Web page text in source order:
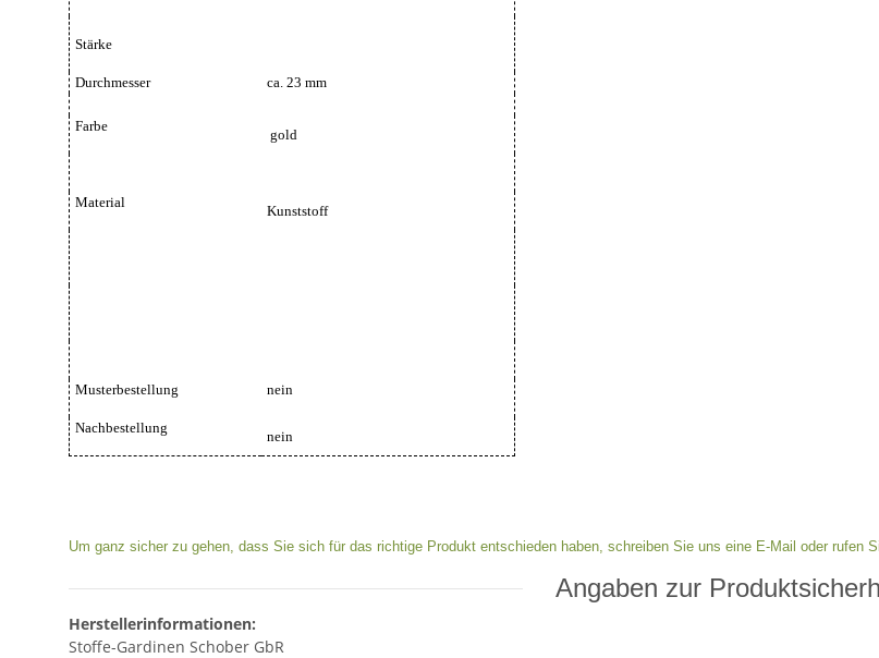
Stärke
Durchmesser ca. 23 mm
Farbe
gold
Material
Kunststoff
Musterbestellung nein
Nachbestellung
nein
Um ganz sicher zu gehen, dass Sie sich für das richtige Produkt entschieden haben, schreiben Sie uns eine E-Mail oder rufen
Angaben zur
Herstellerinformationen:
Stoffe-Gardinen Schober GbR